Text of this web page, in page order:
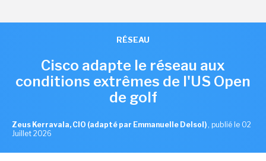
RÉSEAU
Cisco adapte le réseau aux
conditions extrêmes de l'US Open
de golf
Zeus Kerravala, CIO (adapté par Emmanuelle Delsol) , publié le 02
Juillet 2026